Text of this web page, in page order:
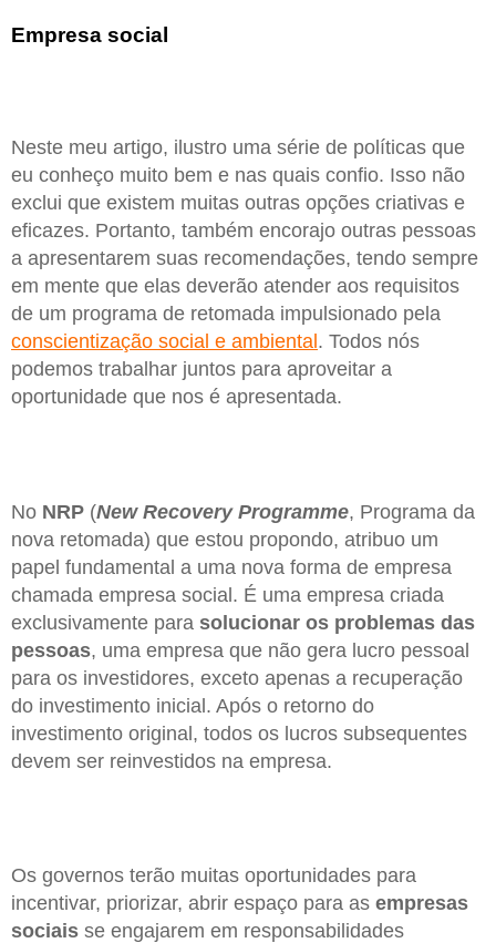
Empresa social
Neste meu artigo, ilustro uma série de políticas que
eu conheço muito bem e nas quais confio. Isso não
exclui que existem muitas outras opções criativas e
eficazes. Portanto, também encorajo outras pessoas
a apresentarem suas recomendações, tendo sempre
em mente que elas deverão atender aos requisitos
de um programa de retomada impulsionado pela
conscientização social e ambiental . Todos nós
podemos trabalhar juntos para aproveitar a
oportunidade que nos é apresentada.
No NRP (New Recovery Programme, Programa da
nova retomada) que estou propondo, atribuo um
papel fundamental a uma nova forma de empresa
chamada empresa social. É uma empresa criada
exclusivamente para solucionar os problemas das
pessoas, uma empresa que não gera lucro pessoal
para os investidores, exceto apenas a recuperação
do investimento inicial. Após o retorno do
investimento original, todos os lucros subsequentes
devem ser reinvestidos na empresa.
Os governos terão muitas oportunidades para
incentivar, priorizar, abrir espaço para as empresas
sociais se engajarem em responsabilidades